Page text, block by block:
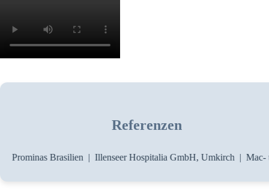
Referenzen
Prominas Brasilien | Illenseer Hospitalia GmbH, Umkirch |